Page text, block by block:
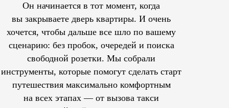
Он начинается в тот момент, когда
вы закрываете дверь квартиры. И очень
хочется, чтобы дальше все шло по вашему
сценарию: без пробок, очередей и поиска
свободной розетки. Мы собрали
инструменты, которые помогут сделать старт
путешествия максимально комфортным
на всех этапах — от вызова такси